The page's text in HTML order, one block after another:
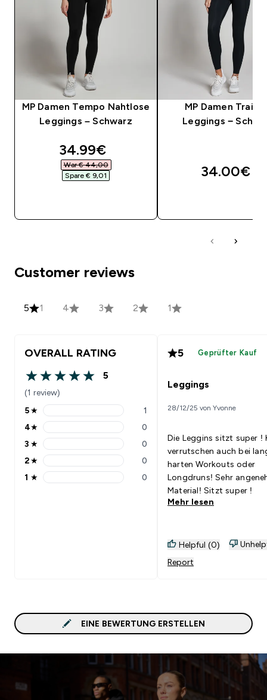
MP Damen Tempo Nahtlose
Leggings – Schwarz
discounted price
34.99€‎
War € 44,00‎
Spare € 9,01‎
MP Damen
Leggings −
34.00€‎
Customer reviews
5 1 4 3 2 1
OVERALL RATING
5 out of 5 stars
5
(1 review)
5 stars rating 1 reviews
5★ 1
4 stars rating 0 reviews
4★ 0
3 stars rating 0 reviews
3 ★ 0
2 stars rating 0 reviews
2★ 0
1 stars rating 0 reviews
1 ★ 0
5 Geprüfter Kauf
Leggings
28/12/25 von Yvonne
Die Leggins sitzt super !
verrutschen auch bei
harten Workouts oder
Longdruns! Sehr angenehmes
Material! Sitzt super !
Mehr lesen
Helpful (0)
Report
EINE BEWERTUNG ERSTELLEN